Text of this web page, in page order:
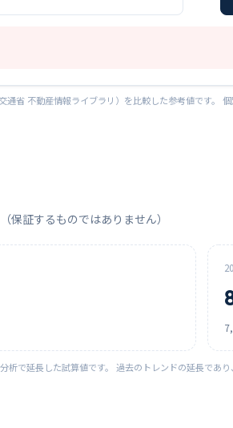
通省 不動産情報ライブラリ）を比較した参考値です。
保証するものではありません）
析で延長した試算値です。 過去のトレンドの延長で